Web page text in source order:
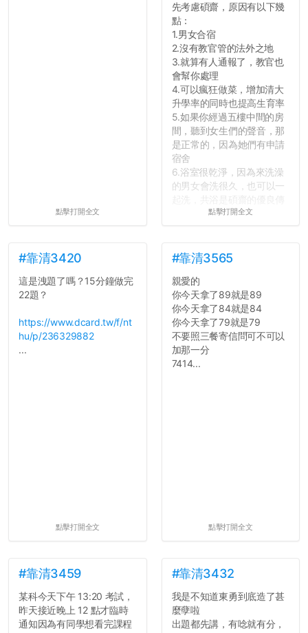
點擊打開全文
先考慮碩齋，原因有以下幾
點：
1.男女合宿
2.沒有教官管的法外之地
3.就算有人通報了，教官也
會幫你處理
4.可以瘋狂做菜，增加清大
升學率的同時也提高生育率
5.如果你經過五樓中間的房
間，聽到女生們的聲音，那
是正常的，因為她們有申請
宿舍
6.浴室很乾淨，因為來洗澡
的男女會洗很久，也可以一
舍房間，都歡迎留言讓我知
道...
點擊打開全文
#靠清3420
這是洩題了嗎？15分鐘做完
22題？
https://www.dcard.tw/f/nt
hu/p/236329882
...
點擊打開全文
#靠清3565
親愛的
你今天拿了89就是89
你今天拿了84就是84
你今天拿了79就是79
不要照三餐寄信問可不可以
加那一分
7414...
點擊打開全文
#靠清3459
某科今天下午 13:20 考試，
昨天接近晚上 12 點才臨時
通知因為有同學想看完課程
#靠清3432
我是不知道東勇到底造了甚
麼孽啦
出題都先講，有唸就有分，